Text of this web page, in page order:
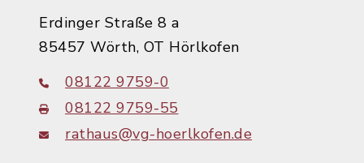
Erdinger Straße 8 a
85457 Wörth, OT Hörlkofen
08122 9759-0
08122 9759-55
rathaus@vg-hoerlkofen.de